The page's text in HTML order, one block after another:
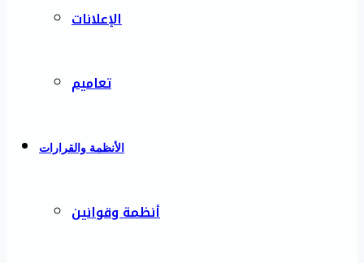
الإعلانات
تعاميم
الأنظمة والقرارات
أنظمة وقوانين